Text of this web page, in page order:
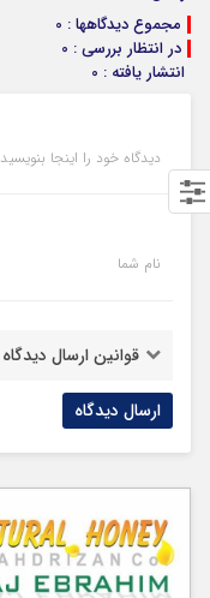
مجموع دیدگاهها : 0
در انتظار بررسی : 0
انتشار یافته : 0
دیدگاه خود را اینجا بنویسید
نام شما
قوانین ارسال دیدگاه